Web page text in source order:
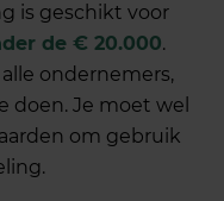
is geschikt voor
de € 20.000.
ondernemers,
doen. Je moet wel
om gebruik